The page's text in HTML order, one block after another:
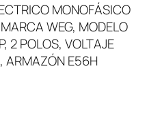
MONOFÁSICO
WEG, MODELO
2 POLOS, VOLTAJE
ARMAZÓN E56H